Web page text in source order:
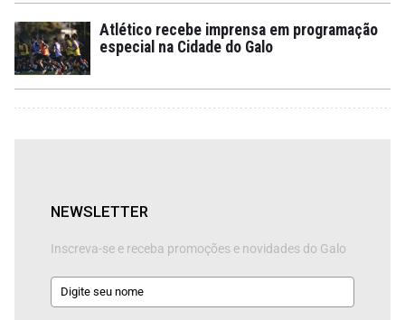
Atlético recebe imprensa em programação
especial na Cidade do Galo
NEWSLETTER
Inscreva-se e receba promoções e novidades do Galo